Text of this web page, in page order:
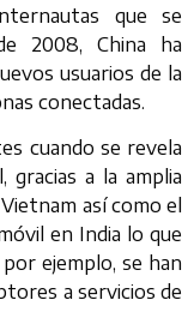
que se
2008, China ha
usuarios de la
conectadas.
cuando se revela
gracias a la amplia
así como el
en India lo que
ejemplo, se han
a servicios de